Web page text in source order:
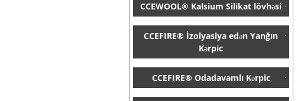
CCEWOOL® Kalsium Silikat lövhəsi
CCEFIRE® İzolyasiya edən Yanğın
Kərpic
CCEFIRE® Odadavamlı Kərpic